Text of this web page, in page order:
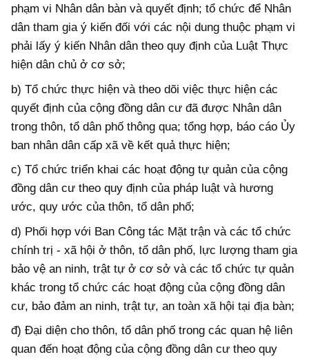
phạm vi Nhân dân bàn và quyết định; tổ chức để Nhân
dân tham gia ý kiến đối với các nội dung thuộc phạm vi
phải lấy ý kiến Nhân dân theo quy định của Luật Thực
hiện dân chủ ở cơ sở;
b) Tổ chức thực hiện và theo dõi việc thực hiện các
quyết định của cộng đồng dân cư đã được Nhân dân
trong thôn, tổ dân phố thông qua; tổng hợp, báo cáo Ủy
ban nhân dân cấp xã về kết quả thực hiện;
c) Tổ chức triển khai các hoạt động tự quản của cộng
đồng dân cư theo quy định của pháp luật và hương
ước, quy ước của thôn, tổ dân phố;
d) Phối hợp với Ban Công tác Mặt trận và các tổ chức
chính trị - xã hội ở thôn, tổ dân phố, lực lượng tham gia
bảo vệ an ninh, trật tự ở cơ sở và các tổ chức tự quản
khác trong tổ chức các hoạt động của cộng đồng dân
cư, bảo đảm an ninh, trật tự, an toàn xã hội tại địa bàn;
đ) Đại diện cho thôn, tổ dân phố trong các quan hệ liên
quan đến hoạt động của cộng đồng dân cư theo quy